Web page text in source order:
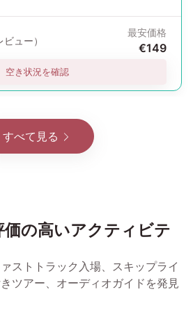
ュー）
最安価格
€149
空き状況を確認
すべて見る
価の高いアクティビテ
ストトラック入場、スキップライ
ツアー、オーディオガイドを発見